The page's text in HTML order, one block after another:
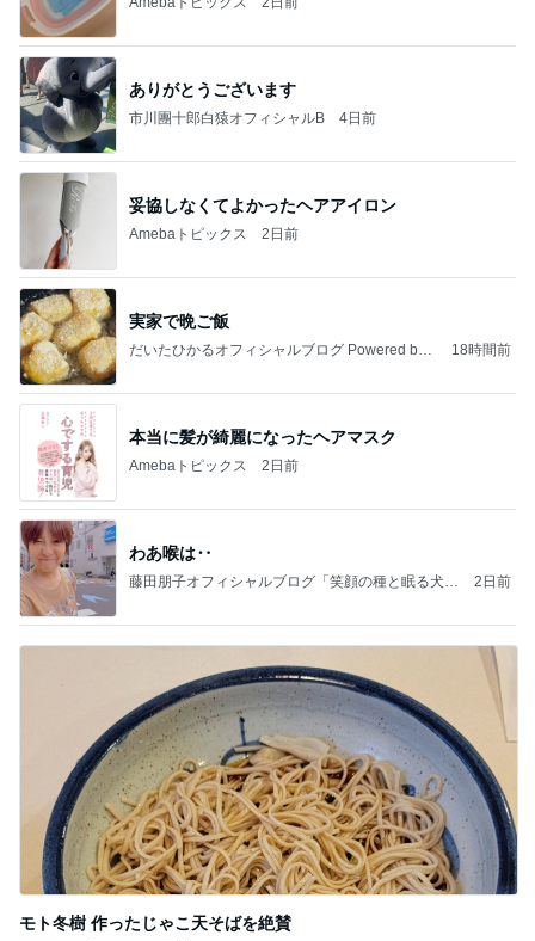
ありがとうございます
市川團十郎白猿オフィシャルB 4日前
妥協しなくてよかったヘアアイロン
Amebaトピックス 2日前
実家で晩ご飯
だいたひかるオフィシャルブログ Powered by
18時間前
本当に髪が綺麗になったヘアマスク
Amebaトピックス 2日前
わあ喉は‥
藤田朋子オフィシャルブログ「笑顔の種と眠る犬」
2日前
モト冬樹 作ったじゃこ天そばを絶賛